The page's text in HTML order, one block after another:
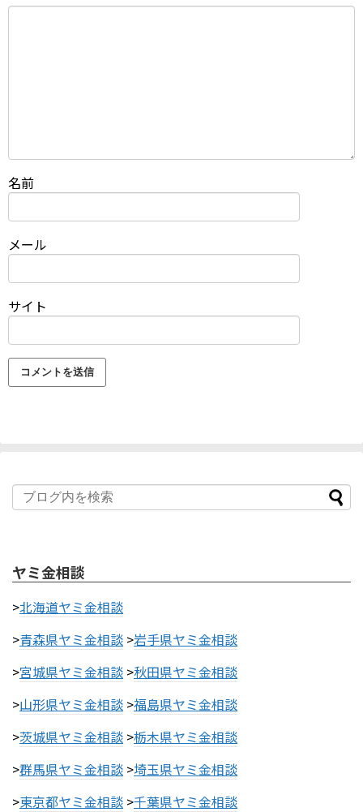
名前
メール
サイト
ヤミ金相談
>北海道ヤミ金相談
>青森県ヤミ金相談 >岩手県ヤミ金相談
>宮城県ヤミ金相談 >秋田県ヤミ金相談
>山形県ヤミ金相談 >福島県ヤミ金相談
>茨城県ヤミ金相談 >栃木県ヤミ金相談
>群馬県ヤミ金相談 >埼玉県ヤミ金相談
>東京都ヤミ金相談 >千葉県ヤミ金相談